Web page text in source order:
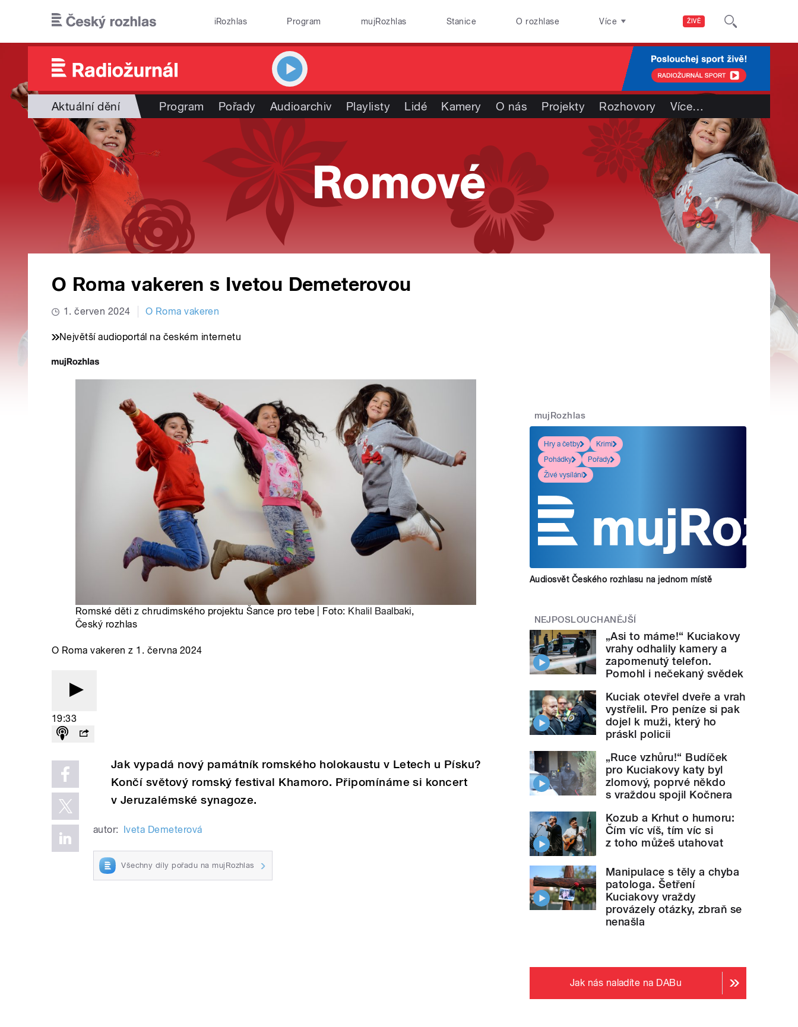
ŽIVĚ
iRozhlas Program mujRozhlas Stanice O rozhlase Více
Aktuální dění Program Pořady Audioarchiv Playlisty Lidé Kamery O nás Projekty Rozhovory Více…
O Roma vakeren s Ivetou Demeterovou
1. červen 2024 O Roma vakeren
Největší audioportál na českém internetu
Romské děti z chrudimského projektu Šance pro tebe | Foto: Khalil Baalbaki,
Český rozhlas
O Roma vakeren z 1. června 2024
19:33
Jak vypadá nový památník romského holokaustu v Letech u Písku?
Končí světový romský festival Khamoro. Připomínáme si koncert
v Jeruzalémské synagoze.
autor: Iveta Demeterová
Všechny díly pořadu na mujRozhlas
mujRozhlas
Hry a četby
Krimi
Pohádky
Pořady
Živé vysílání
Audiosvět Českého rozhlasu na jednom místě
NEJPOSLOUCHANĚJŠÍ
„Asi to máme!“ Kuciakovy
vrahy odhalily kamery a
zapomenutý telefon.
Pomohl i nečekaný svědek
Kuciak otevřel dveře a vrah
vystřelil. Pro peníze si pak
dojel k muži, který ho
práskl policii
„Ruce vzhůru!“ Budíček
pro Kuciakovy katy byl
zlomový, poprvé někdo
s vraždou spojil Kočnera
Kozub a Krhut o humoru:
Čím víc víš, tím víc si
z toho můžeš utahovat
Manipulace s těly a chyba
patologa. Šetření
Kuciakovy vraždy
provázely otázky, zbraň se
nenašla
Jak nás naladíte na DABu